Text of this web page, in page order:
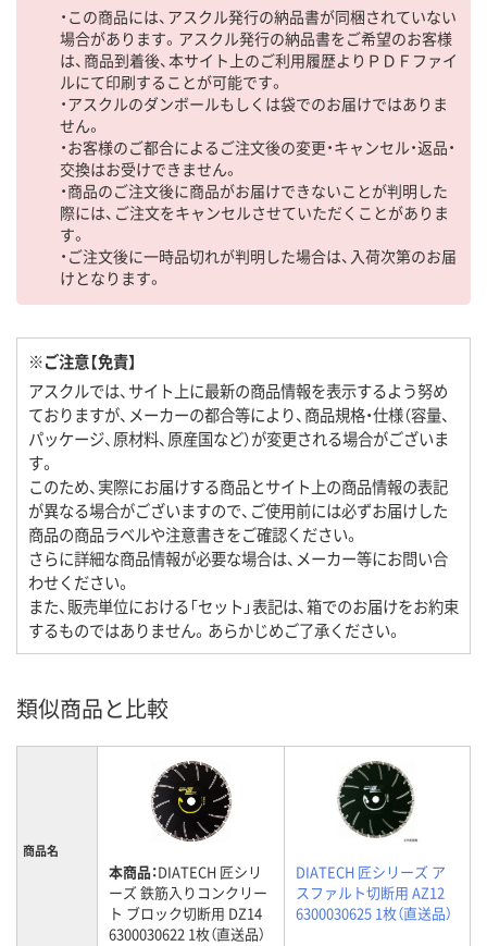
・この商品には、アスクル発行の納品書が同梱されていない
場合があります。アスクル発行の納品書をご希望のお客様
は、商品到着後、本サイト上のご利用履歴よりＰＤＦファイ
ルにて印刷することが可能です。
・アスクルのダンボールもしくは袋でのお届けではありま
せん。
・お客様のご都合によるご注文後の変更・キャンセル・返品・
交換はお受けできません。
・商品のご注文後に商品がお届けできないことが判明した
際には、ご注文をキャンセルさせていただくことがありま
す。
・ご注文後に一時品切れが判明した場合は、入荷次第のお届
けとなります。
※ご注意【免責】
アスクルでは、サイト上に最新の商品情報を表示するよう努め
ておりますが、メーカーの都合等により、商品規格・仕様（容量、
パッケージ、原材料、原産国など）が変更される場合がございま
す。
このため、実際にお届けする商品とサイト上の商品情報の表記
が異なる場合がございますので、ご使用前には必ずお届けした
商品の商品ラベルや注意書きをご確認ください。
さらに詳細な商品情報が必要な場合は、メーカー等にお問い合
わせください。
また、販売単位における「セット」表記は、箱でのお届けをお約束
するものではありません。あらかじめご了承ください。
類似商品と比較
商品名
本商品：DIATECH 匠シリ
ーズ 鉄筋入りコンクリー
ト ブロック切断用 DZ14
6300030622 1枚（直送品）
DIATECH 匠シリーズ ア
スファルト切断用 AZ12
6300030625 1枚（直送品）